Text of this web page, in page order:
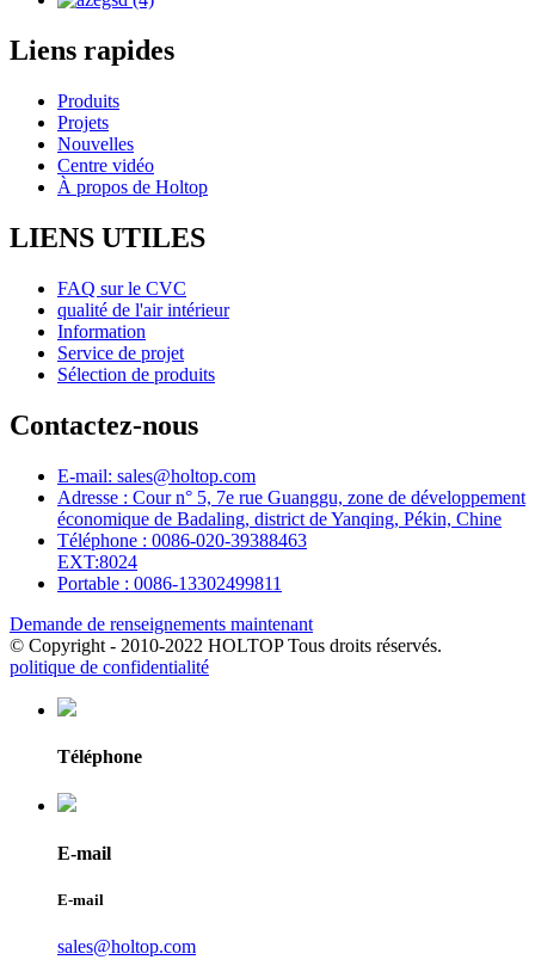
Liens rapides
Produits
Projets
Nouvelles
Centre vidéo
À propos de Holtop
LIENS UTILES
FAQ sur le CVC
qualité de l'air intérieur
Information
Service de projet
Sélection de produits
Contactez-nous
E-mail: sales@holtop.com
Adresse : Cour n° 5, 7e rue Guanggu, zone de développement
économique de Badaling, district de Yanqing, Pékin, Chine
Téléphone : 0086-020-39388463
EXT:8024
Portable : 0086-13302499811
Demande de renseignements maintenant
© Copyright - 2010-2022 HOLTOP Tous droits réservés.
politique de confidentialité
Téléphone
E-mail
E-mail
sales@holtop.com